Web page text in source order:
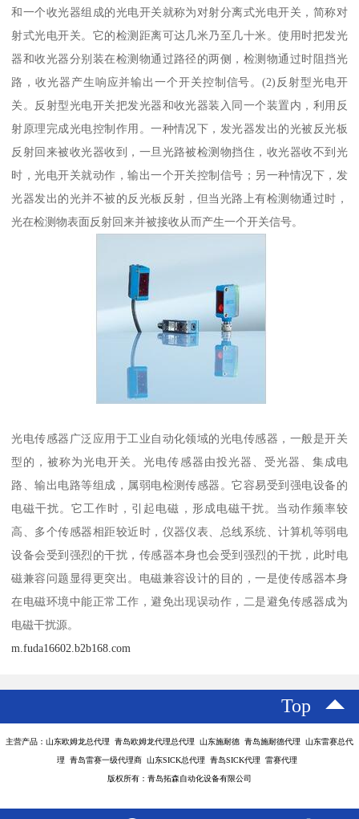
和一个收光器组成的光电开关就称为对射分离式光电开关，简称对
射式光电开关。它的检测距离可达几米乃至几十米。使用时把发光
器和收光器分别装在检测物通过路径的两侧，检测物通过时阻挡光
路，收光器产生响应并输出一个开关控制信号。(2)反射型光电开
关。反射型光电开关把发光器和收光器装入同一个装置内，利用反
射原理完成光电控制作用。一种情况下，发光器发出的光被反光板
反射回来被收光器收到，一旦光路被检测物挡住，收光器收不到光
时，光电开关就动作，输出一个开关控制信号；另一种情况下，发
光器发出的光并不被的反光板反射，但当光路上有检测物通过时，
光在检测物表面反射回来并被接收从而产生一个开关信号。
光电传感器广泛应用于工业自动化领域的光电传感器，一般是开关
型的，被称为光电开关。光电传感器由投光器、受光器、集成电
路、输出电路等组成，属弱电检测传感器。它容易受到强电设备的
电磁干扰。它工作时，引起电磁，形成电磁干扰。当动作频率较
高、多个传感器相距较近时，仪器仪表、总线系统、计算机等弱电
设备会受到强烈的干扰，传感器本身也会受到强烈的干扰，此时电
磁兼容问题显得更突出。电磁兼容设计的目的，一是使传感器本身
在电磁环境中能正常工作，避免出现误动作，二是避免传感器成为
电磁干扰源。
m.fuda16602.b2b168.com
Top
主营产品：山东欧姆龙总代理 青岛欧姆龙代理总代理 山东施耐德 青岛施耐德代理 山东雷赛总代
理 青岛雷赛一级代理商 山东SICK总代理 青岛SICK代理 雷赛代理
版权所有：青岛拓森自动化设备有限公司